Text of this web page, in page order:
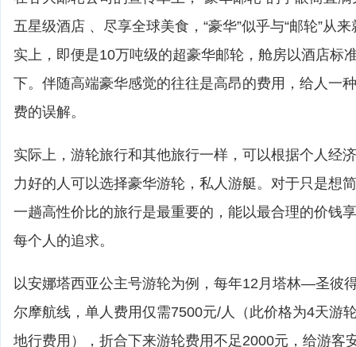
五星级酒店 、尽享全球美食，“豪华”似乎与“邮轮”从
实上，即便是10万吨级的超豪华邮轮，舱房以酒店标
下。伴随高端豪华感觉的往往是高昂的费用，给人一
费的误解。
实际上，游轮旅行和其他旅行一样，可以根据个人经
力好的人可以选择豪华游轮，私人游艇。对于只是想
一趟高性价比的旅行是最重要的，能以最合理的价钱
每个人的追求。
以安娜塔西亚公主号游轮为例，每年12月塔林—圣
尔摩航线，单人费用仅需7500元/人（此价格为4天游
地行费用），折合下来游轮费用不足2000元，给游客